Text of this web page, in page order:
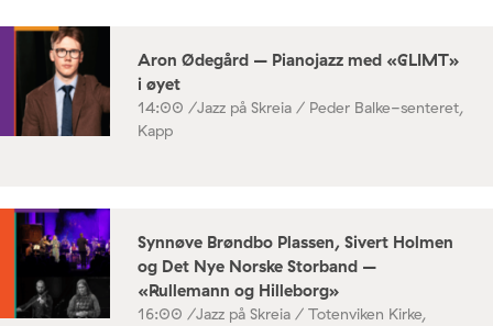
Aron Ødegård – Pianojazz med «GLIMT»
i øyet
14:00 /Jazz på Skreia / Peder Balke-senteret,
Kapp
Synnøve Brøndbo Plassen, Sivert Holmen
og Det Nye Norske Storband –
«Rullemann og Hilleborg»
16:00 /Jazz på Skreia / Totenviken Kirke,